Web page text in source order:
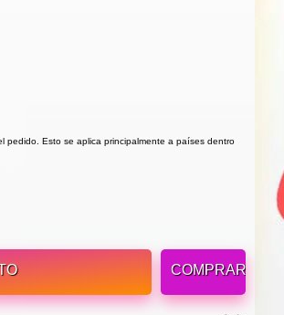
pedido. Esto se aplica principalmente a países dentro
COMPRAR